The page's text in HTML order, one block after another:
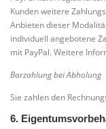
Kunden weitere
Anbieten dieser
individuell angebotene
mit PayPal. Weitere
Barzahlung bei Abholung
Sie zahlen den
6.